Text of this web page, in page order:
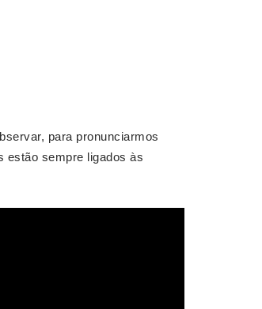
para pronunciarmos
estão sempre ligados às